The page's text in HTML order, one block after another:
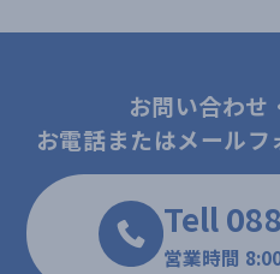
お問い合わせ
お電話またはメールフ
Tell
営業時間